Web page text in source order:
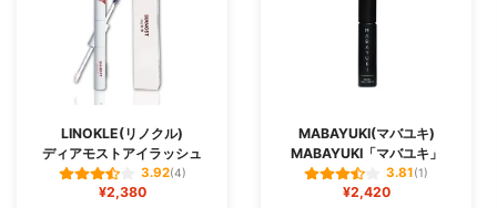
LINOKLE(リノクル)
ディアモストアイラッシュ
3.92(4)
¥2,380
MABAYUKI(マバユキ)
MABAYUKI「マバユキ」
3.81(1)
¥2,420